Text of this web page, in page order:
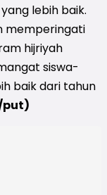
lebih baik.
memperingati
hijriyah
siswa-
baik dari tahun